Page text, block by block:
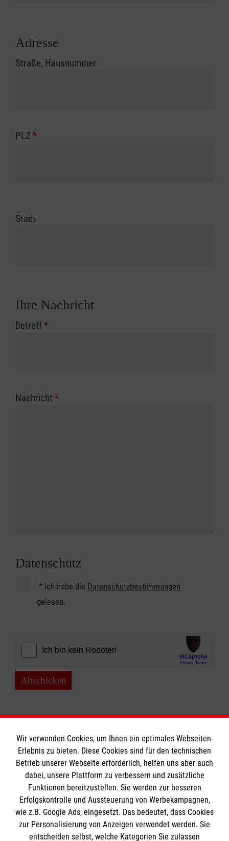
Adresse
Straße, Hausnummer
PLZ *
Stadt
Ihre Nachricht
Betreff*
Nachricht *
Datenschutz
* Ich habe die Datenschutzbestimmungen
gelesen.
Abschicken
Informationen
A-Z
Presse
Impressum
Die Malteser
Wir verwenden Cookies, um Ihnen ein optimales Webseiten-
Erlebnis zu bieten. Diese Cookies sind für den technischen
Betrieb unserer Webseite erforderlich, helfen uns aber auch
dabei, unsere Plattform zu verbessern und zusätzliche
Funktionen bereitzustellen. Sie werden zur besseren
Erfolgskontrolle und Aussteuerung von Werbekampagnen,
wie z.B. Google Ads, eingesetzt. Das bedeutet, dass Cookies
zur Personalisierung von Anzeigen verwendet werden. Sie
entscheiden selbst, welche Kategorien Sie zulassen